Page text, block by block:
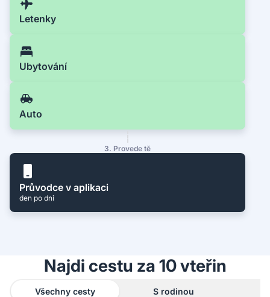
Letenky
Ubytování
Auto
3. Provede tě
Průvodce v aplikaci
den po dni
Najdi cestu za 10 vteřin
Všechny cesty S rodinou